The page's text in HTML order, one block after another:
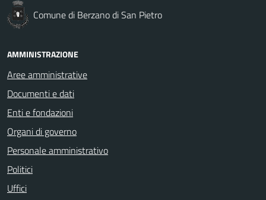
Comune di Berzano di San Pietro
AMMINISTRAZIONE
Aree amministrative
Documenti e dati
Enti e fondazioni
Organi di governo
Personale amministrativo
Politici
Uffici